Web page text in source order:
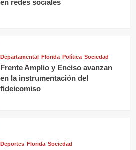
en redes sociales
Departamental Florida Política Sociedad
Frente Amplio y Enciso avanzan
en la instrumentación del
fideicomiso
Deportes Florida Sociedad